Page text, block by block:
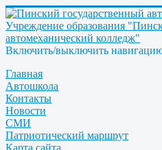
Учреждение образования
автомеханический колледж"
Включить/выключить
Главная
Автошкола
Контакты
Новости
СМИ
Патриотический маршрут
Карта сайта